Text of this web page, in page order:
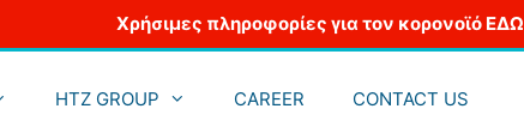
Χρήσιμες πληροφορίες για τον κορονοϊό ΕΔΩ
HTZ GROUP CAREER CONTACT US